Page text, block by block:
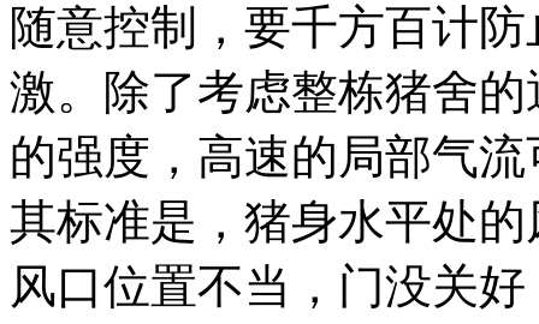
随意控制，要千方百计
激。除了考虑整栋猪舍
的强度，高速的局部气
其标准是，猪身水平处
风口位置不当，门没关